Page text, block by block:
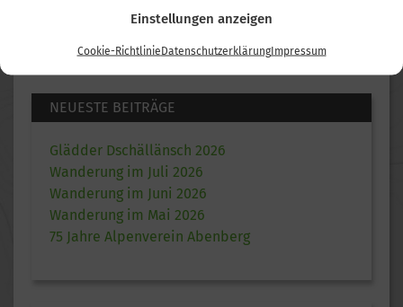
Einstellungen anzeigen
Cookie-RichtlinieDatenschutzerklärungImpressum
Kletterturm bei Regens Wagner in Zell 2019 >
NEUESTE BEITRÄGE
Glädder Dschällänsch 2026
Wanderung im Juli 2026
Wanderung im Juni 2026
Wanderung im Mai 2026
75 Jahre Alpenverein Abenberg